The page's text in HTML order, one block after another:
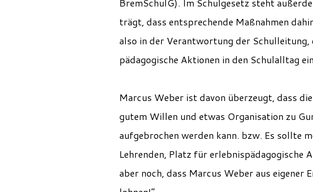
trägt, dass entsprechende Maßnahmen
also in der Verantwortung der Schulleitung,
pädagogische Aktionen in den Schulalltag
Marcus Weber ist davon überzeugt, dass
gutem Willen und etwas Organisation zu
aufgebrochen werden kann. bzw. Es sollte
Lehrenden, Platz für
aber noch, dass Marcus Weber aus eigener